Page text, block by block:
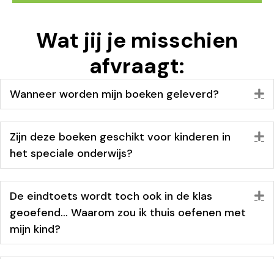
Wat jij je misschien
afvraagt:
Wanneer worden mijn boeken geleverd?
Zijn deze boeken geschikt voor kinderen in
het speciale onderwijs?
De eindtoets wordt toch ook in de klas
geoefend... Waarom zou ik thuis oefenen met
mijn kind?